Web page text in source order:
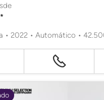
• 2022 • Automático •